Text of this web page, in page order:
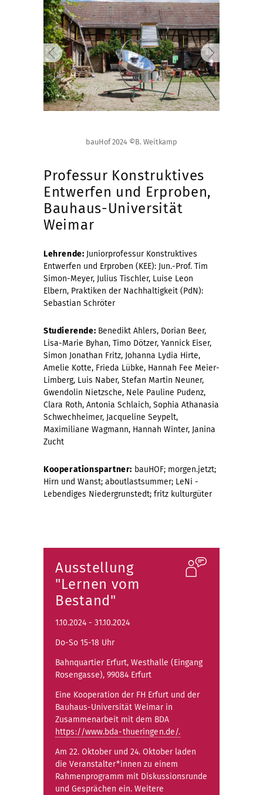
bauHof 2024 ©B. Weitkamp
Professur Konstruktives
Entwerfen und Erproben,
Bauhaus-Universität
Weimar
Lehrende: Juniorprofessur Konstruktives
Entwerfen und Erproben (KEE): Jun.-Prof. Tim
Simon-Meyer, Julius Tischler, Luise Leon
Elbern, Praktiken der Nachhaltigkeit (PdN):
Sebastian Schröter
Studierende: Benedikt Ahlers, Dorian Beer,
Lisa-Marie Byhan, Timo Dötzer, Yannick Eiser,
Simon Jonathan Fritz, Johanna Lydia Hirte,
Amelie Kotte, Frieda Lübke, Hannah Fee Meier-
Limberg, Luis Naber, Stefan Martin Neuner,
Gwendolin Nietzsche, Nele Pauline Pudenz,
Clara Roth, Antonia Schlaich, Sophia Athanasia
Schwechheimer, Jacqueline Seypelt,
Maximiliane Wagmann, Hannah Winter, Janina
Zucht
Kooperationspartner: bauHOF; morgen.jetzt;
Hirn und Wanst; aboutlastsummer; LeNi -
Lebendiges Niedergrunstedt; fritz kulturgüter
Ausstellung
"Lernen vom
Bestand"
1.10.2024 - 31.10.2024
Do-So 15-18 Uhr
Bahnquartier Erfurt, Westhalle (Eingang
Rosengasse), 99084 Erfurt
Eine Kooperation der FH Erfurt und der
Bauhaus-Universität Weimar in
Zusammenarbeit mit dem BDA
https://www.bda-thueringen.de/.
Am 22. Oktober und 24. Oktober laden
die Veranstalter*innen zu einem
Rahmenprogramm mit Diskussionsrunde
und Gesprächen ein. Weitere